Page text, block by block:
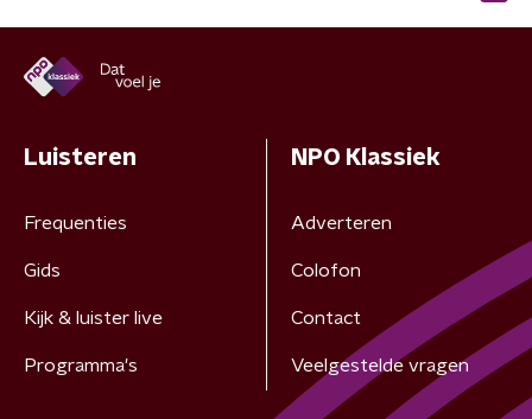
Luisteren
Frequenties
Gids
Kijk & luister live
Programma's
NPO Klassiek
Adverteren
Colofon
Contact
Veelgestelde vragen